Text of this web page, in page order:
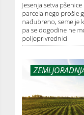
Jesenja setva
parcela nego prošle
nađubreno, seme je
pa se dogodine ne
poljoprivrednici